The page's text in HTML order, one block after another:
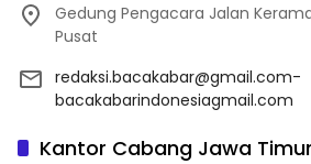
Gedung Pengacara Jalan
Pusat
redaksi.bacakabar@gmail.com-
bacakabarindonesiagmail.com
Kantor Cabang Jawa Timur